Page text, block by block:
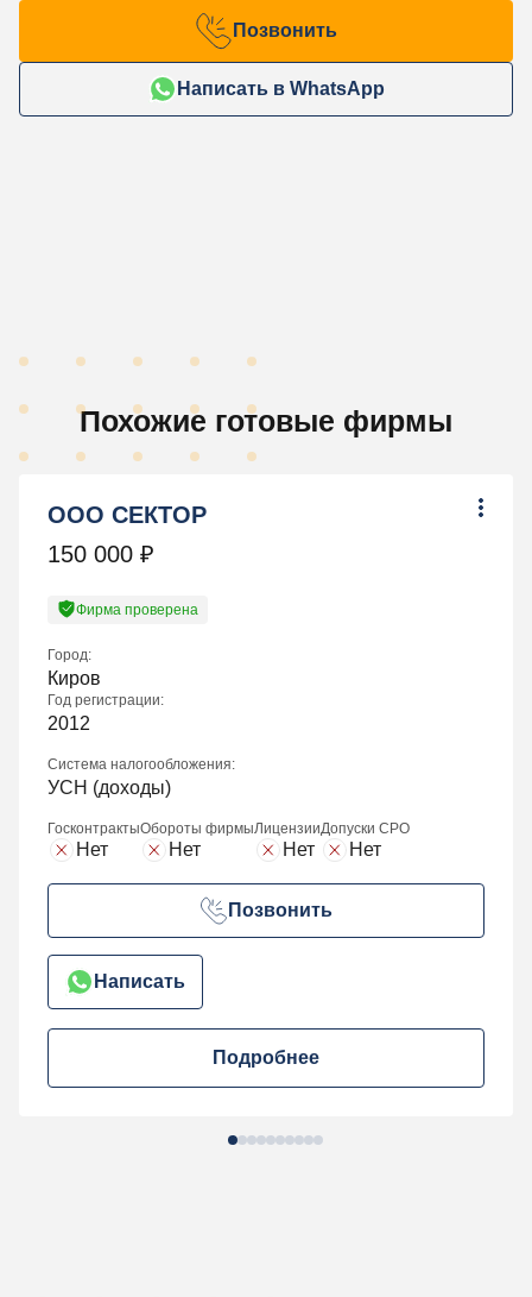
Позвонить
Написать в WhatsApp
Похожие готовые фирмы
ООО СЕКТОР
150 000 ₽
Фирма проверена
Город:
Киров
Год регистрации:
2012
Система налогообложения:
УСН (доходы)
Госконтракты
Нет
Обороты фирмы
Нет
Лицензии
Нет
Допуски СРО
Нет
Позвонить
Написать
Подробнее